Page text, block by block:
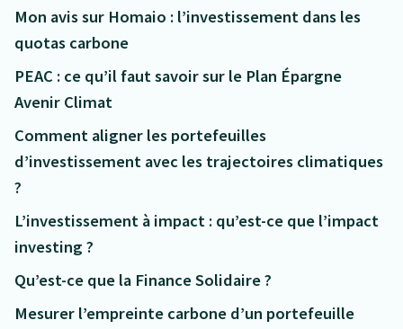
Mon avis sur Homaio : l’investissement dans les
quotas carbone
PEAC : ce qu’il faut savoir sur le Plan Épargne
Avenir Climat
Comment aligner les portefeuilles
d’investissement avec les trajectoires climatiques
?
L’investissement à impact : qu’est-ce que l’impact
investing ?
Qu’est-ce que la Finance Solidaire ?
Mesurer l’empreinte carbone d’un portefeuille